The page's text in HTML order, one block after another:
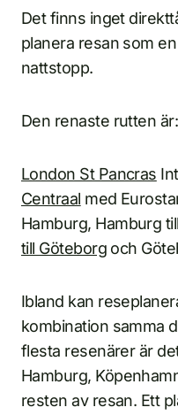
Det finns inget
planera resan som
nattstopp.
Den renaste rutten är:
London St Pancras
Centraal med
Hamburg, Hamburg
till Göteborgoch
Ibland kan
kombination samma
flesta resenärer är
Hamburg,
resten av resan. Ett